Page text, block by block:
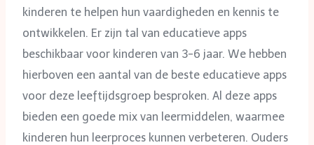
kinderen te helpen hun vaardigheden en kennis te
ontwikkelen. Er zijn tal van educatieve apps
beschikbaar voor kinderen van 3-6 jaar. We hebben
hierboven een aantal van de beste educatieve apps
voor deze leeftijdsgroep besproken. Al deze apps
bieden een goede mix van leermiddelen, waarmee
kinderen hun leerproces kunnen verbeteren. Ouders